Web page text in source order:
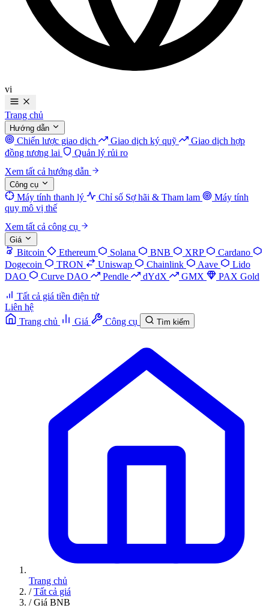
vi
Trang chủ
Hướng dẫn
Chiến lược giao dịch Giao dịch ký quỹ
Giao dịch hợp
đồng tương lai
Quản lý rủi ro
Xem tất cả hướng dẫn
Công cụ
Máy tính thanh lý Chỉ số Sợ hãi & Tham lam
Máy tính
quy mô vị thế
Xem tất cả công cụ
Giá
Bitcoin Ethereum Solana BNB XRP
Cardano
Dogecoin
TRON Uniswap Chainlink Aave
Lido
DAO
Curve DAO Pendle dYdX GMX
PAX Gold
Tất cả giá tiền điện tử
Liên hệ
Trang chủ
Giá Công cụ Tìm kiếm
Trang chủ
/ Tất cả giá
/ Giá BNB